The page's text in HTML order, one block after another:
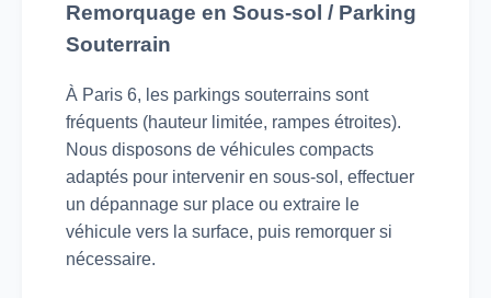
Remorquage en Sous-sol / Parking
Souterrain
À Paris 6, les parkings souterrains sont
fréquents (hauteur limitée, rampes étroites).
Nous disposons de véhicules compacts
adaptés pour intervenir en sous-sol, effectuer
un dépannage sur place ou extraire le
véhicule vers la surface, puis remorquer si
nécessaire.